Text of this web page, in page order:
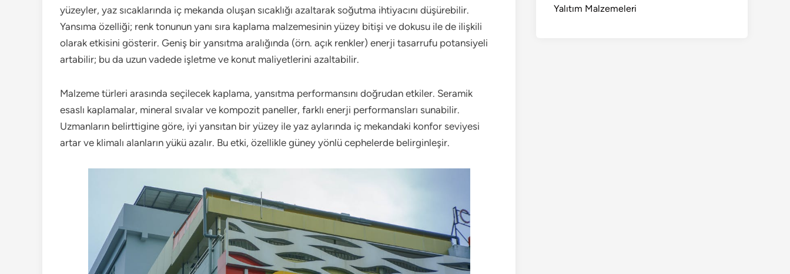
yüzeyler, yaz sıcaklarında iç mekanda oluşan sıcaklığı azaltarak soğutma ihtiyacını düşürebilir.
Yansıma özelliği; renk tonunun yanı sıra kaplama malzemesinin yüzey bitişi ve dokusu ile de ilişkili
olarak etkisini gösterir. Geniş bir yansıtma aralığında (örn. açık renkler) enerji tasarrufu potansiyeli
artabilir; bu da uzun vadede işletme ve konut maliyetlerini azaltabilir.
Malzeme türleri arasında seçilecek kaplama, yansıtma performansını doğrudan etkiler. Seramik
esaslı kaplamalar, mineral sıvalar ve kompozit paneller, farklı enerji performansları sunabilir.
Uzmanların belirttigine göre, iyi yansıtan bir yüzey ile yaz aylarında iç mekandaki konfor seviyesi
artar ve klimalı alanların yükü azalır. Bu etki, özellikle güney yönlü cephelerde belirginleşir.
Yalıtım Malzemeleri